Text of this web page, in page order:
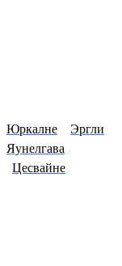
Юркалне
Эргли
Яунелгава
Цесвайне